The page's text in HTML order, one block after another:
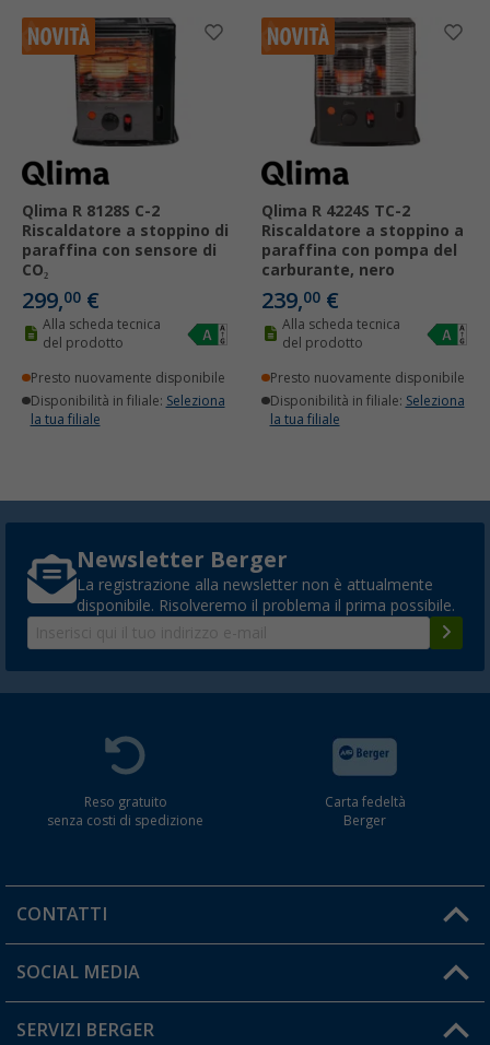
Qlima R 8128S C-2
Riscaldatore a stoppino di
paraffina con sensore di
CO₂
299,00 €
Alla scheda tecnica
del prodotto
Presto nuovamente disponibile
Disponibilità in filiale: Seleziona
la tua filiale
Qlima R 4224S TC-2
Riscaldatore a stoppino a
paraffina con pompa del
carburante, nero
239,00 €
Alla scheda tecnica
del prodotto
Presto nuovamente disponibile
Disponibilità in filiale: Seleziona
la tua filiale
Newsletter Berger
La registrazione alla newsletter non è attualmente
disponibile. Risolveremo il problema il prima possibile.
Reso gratuito
senza costi di spedizione
Carta fedeltà
Berger
CONTATTI
Orari di apertura del servizio:
Hai una domanda?
SOCIAL MEDIA
SERVIZI BERGER